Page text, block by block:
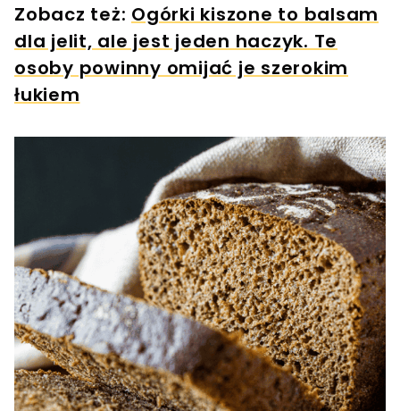
Zobacz też: Ogórki kiszone to balsam
dla jelit, ale jest jeden haczyk. Te
osoby powinny omijać je szerokim
łukiem